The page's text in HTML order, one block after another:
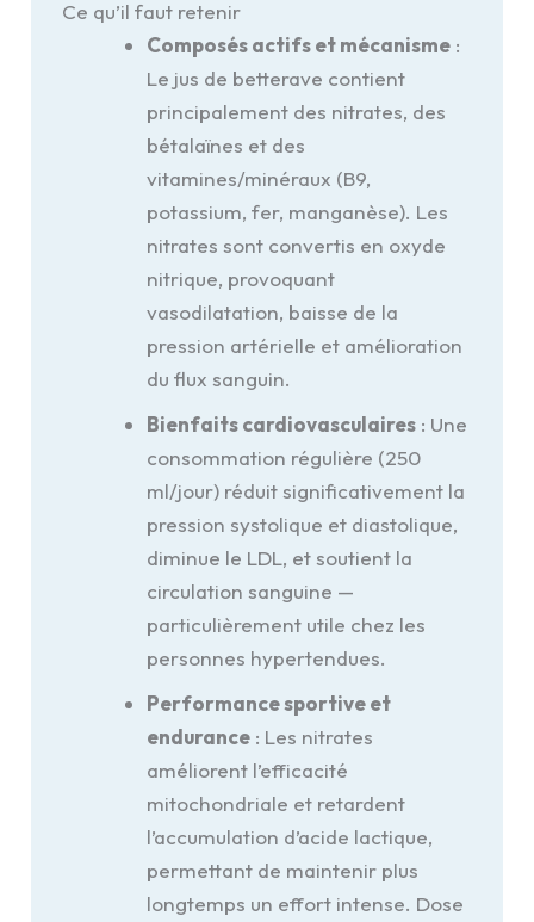
Ce qu’il faut retenir
Composés actifs et mécanisme:
Le jus de betterave contient
principalement des nitrates, des
bétalaïnes et des
vitamines/minéraux (B9,
potassium, fer, manganèse). Les
nitrates sont convertis en oxyde
nitrique, provoquant
vasodilatation, baisse de la
pression artérielle et amélioration
du flux sanguin.
Bienfaits cardiovasculaires: Une
consommation régulière (250
ml/jour) réduit significativement la
pression systolique et diastolique,
diminue le LDL, et soutient la
circulation sanguine —
particulièrement utile chez les
personnes hypertendues.
Performance sportive et
endurance: Les nitrates
améliorent l’efficacité
mitochondriale et retardent
l’accumulation d’acide lactique,
permettant de maintenir plus
longtemps un effort intense. Dose